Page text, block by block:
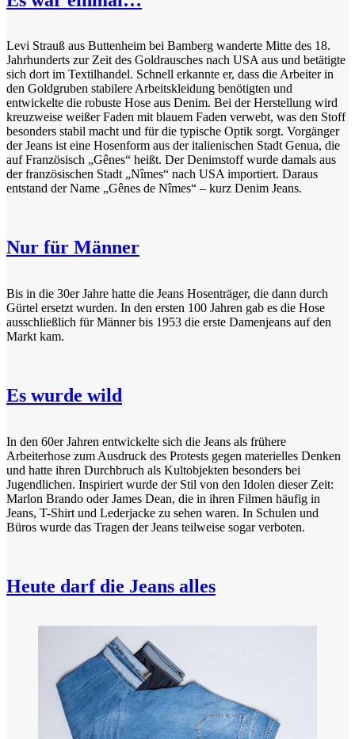
Levi Strauß aus Buttenheim bei Bamberg wanderte Mitte des 18.
Jahrhunderts zur Zeit des Goldrausches nach USA aus und betätigte
sich dort im Textilhandel. Schnell erkannte er, dass die Arbeiter in
den Goldgruben stabilere Arbeitskleidung benötigten und
entwickelte die robuste Hose aus Denim. Bei der Herstellung wird
kreuzweise weißer Faden mit blauem Faden verwebt, was den Stoff
besonders stabil macht und für die typische Optik sorgt. Vorgänger
der Jeans ist eine Hosenform aus der italienischen Stadt Genua, die
auf Französisch „Gênes“ heißt. Der Denimstoff wurde damals aus
der französischen Stadt „Nîmes“ nach USA importiert. Daraus
entstand der Name „Gênes de Nîmes“ – kurz Denim Jeans.
Nur für Männer
Bis in die 30er Jahre hatte die Jeans Hosenträger, die dann durch
Gürtel ersetzt wurden. In den ersten 100 Jahren gab es die Hose
ausschließlich für Männer bis 1953 die erste Damenjeans auf den
Markt kam.
Es wurde wild
In den 60er Jahren entwickelte sich die Jeans als frühere
Arbeiterhose zum Ausdruck des Protests gegen materielles Denken
und hatte ihren Durchbruch als Kultobjekten besonders bei
Jugendlichen. Inspiriert wurde der Stil von den Idolen dieser Zeit:
Marlon Brando oder James Dean, die in ihren Filmen häufig in
Jeans, T-Shirt und Lederjacke zu sehen waren. In Schulen und
Büros wurde das Tragen der Jeans teilweise sogar verboten.
Heute darf die Jeans alles